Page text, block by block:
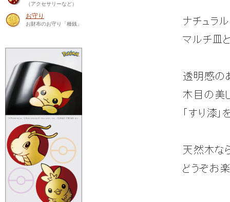
（アクセサリーなど）
お守り
お財布のお守り「種銭」